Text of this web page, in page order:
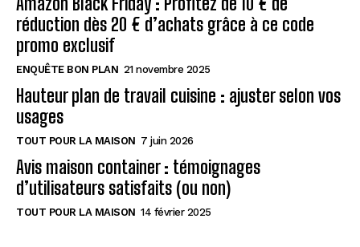
réduction dès 20 € d’achats grâce à ce code
promo exclusif
ENQUÊTE BON PLAN 21 novembre 2025
Hauteur plan de travail cuisine : ajuster selon vos
usages
TOUT POUR LA MAISON 7 juin 2026
Avis maison container : témoignages
d’utilisateurs satisfaits (ou non)
TOUT POUR LA MAISON 14 février 2025